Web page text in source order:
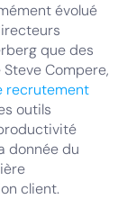
évolué
que des
Compere,
recrutement
outils
donnée du
client.